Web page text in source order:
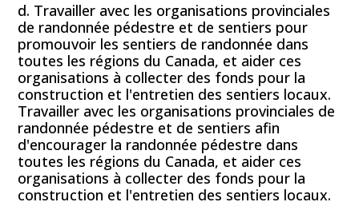
d. Travailler avec les organisations provinciales
de randonnée pédestre et de sentiers pour
promouvoir les sentiers de randonnée dans
toutes les régions du Canada, et aider ces
organisations à collecter des fonds pour la
construction et l'entretien des sentiers locaux.
Travailler avec les organisations provinciales de
randonnée pédestre et de sentiers afin
d'encourager la randonnée pédestre dans
toutes les régions du Canada, et aider ces
organisations à collecter des fonds pour la
construction et l'entretien des sentiers locaux.